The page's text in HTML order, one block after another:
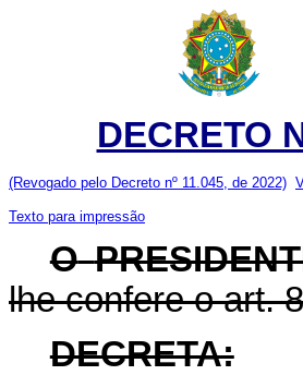
DECRETO
(Revogado pelo Decreto nº 11.045, de 2022)
Texto para impressão
O
lhe confere o art.
DECRETA: